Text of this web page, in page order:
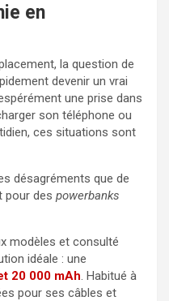
en
la question de
devenir un vrai
une prise dans
son téléphone ou
ces situations sont
désagréments que de
pour des powerbanks
modèles et consulté
idéale : une
20 000 mAh. Habitué à
pour ses câbles et